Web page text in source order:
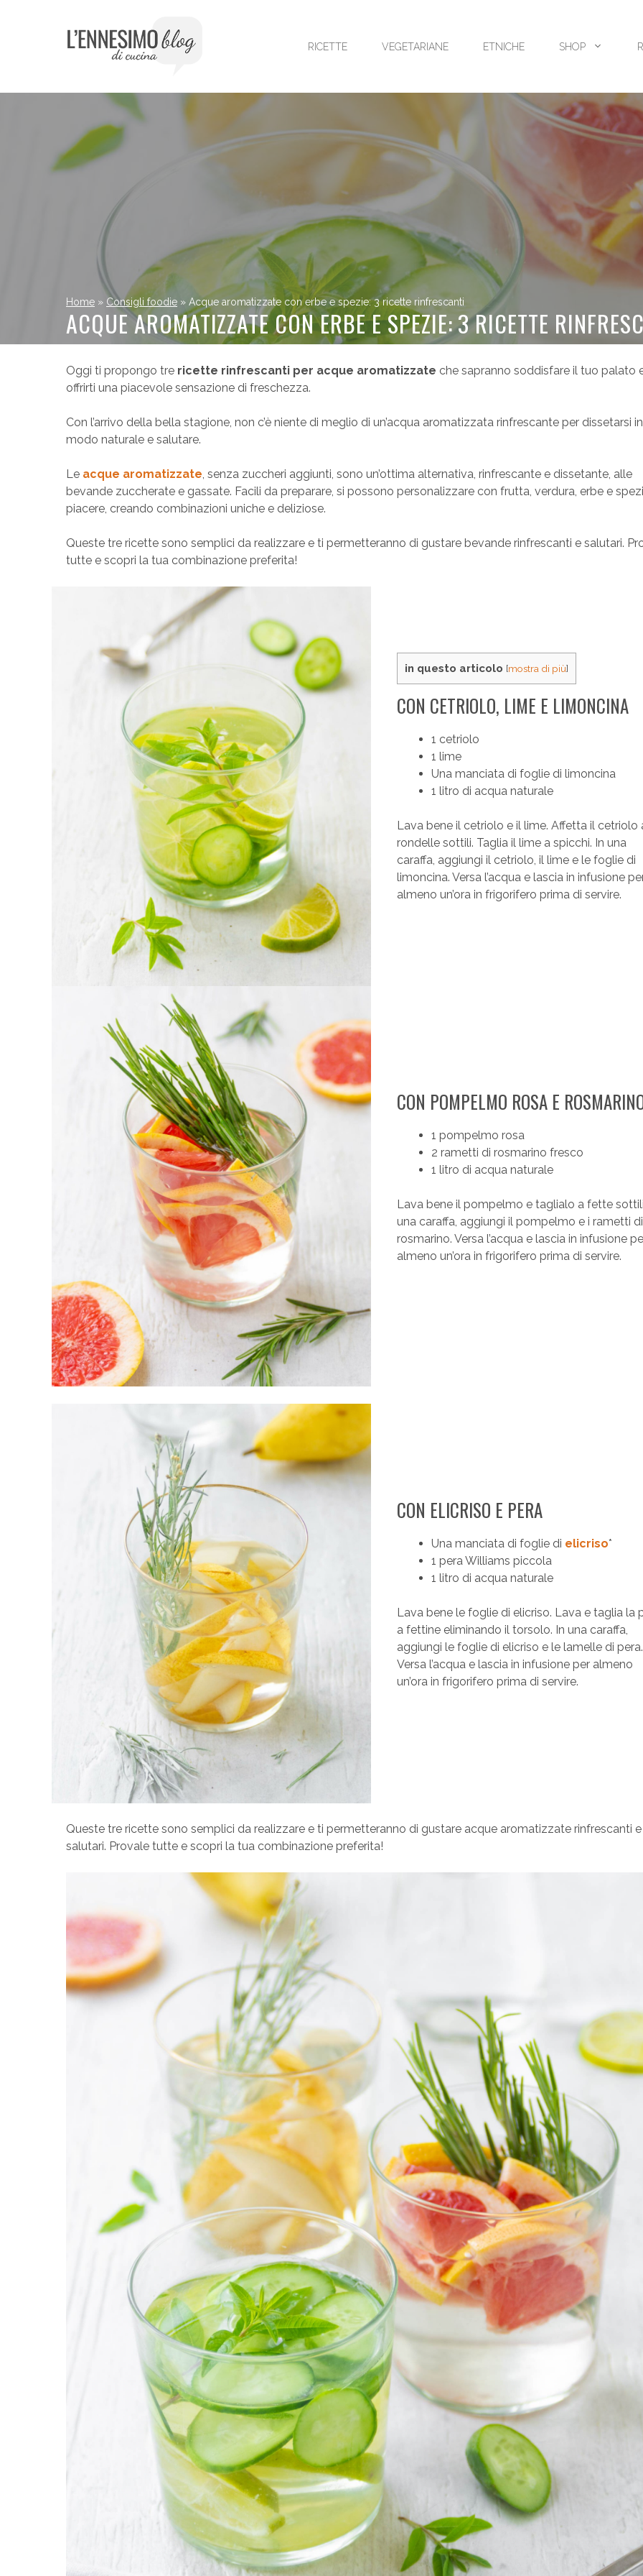
RICETTE VEGETARIANE ETNICHE SHOP
Home » Consigli foodie » Acque aromatizzate con erbe e spezie: 3 ricette rinfrescanti
ACQUE AROMATIZZATE CON ERBE E SPEZIE: 3 RICETTE
Oggi ti propongo tre ricette rinfrescanti per acque aromatizzate che sapranno soddisfare il tuo palato
offrirti una piacevole sensazione di freschezza.
Con l’arrivo della bella stagione, non c’è niente di meglio di un’acqua aromatizzata rinfrescante per dissetarsi in
modo naturale e salutare.
Le acque aromatizzate, senza zuccheri aggiunti, sono un’ottima alternativa, rinfrescante e dissetante, alle
bevande zuccherate e gassate. Facili da preparare, si possono personalizzare con frutta, verdura, erbe e
piacere, creando combinazioni uniche e deliziose.
Queste tre ricette sono semplici da realizzare e ti permetteranno di gustare bevande rinfrescanti e salutari.
tutte e scopri la tua combinazione preferita!
in questo articolo [mostra di più]
CON CETRIOLO, LIME E LIMONCINA
1 cetriolo
1 lime
Una manciata di foglie di limoncina
1 litro di acqua naturale
Lava bene il cetriolo e il lime. Affetta il cetriolo
rondelle sottili. Taglia il lime a spicchi. In una
caraffa, aggiungi il cetriolo, il lime e le foglie di
limoncina. Versa l’acqua e lascia in infusione
almeno un’ora in frigorifero prima di servire.
CON POMPELMO ROSA E
1 pompelmo rosa
2 rametti di rosmarino fresco
1 litro di acqua naturale
Lava bene il pompelmo e taglialo a fette
una caraffa, aggiungi il pompelmo e i rametti di
rosmarino. Versa l’acqua e lascia in infusione
almeno un’ora in frigorifero prima di servire.
CON ELICRISO E PERA
Una manciata di foglie di elicriso*
1 pera Williams piccola
1 litro di acqua naturale
Lava bene le foglie di elicriso. Lava e taglia la
a fettine eliminando il torsolo. In una caraffa,
aggiungi le foglie di elicriso e le lamelle di pera.
Versa l’acqua e lascia in infusione per almeno
un’ora in frigorifero prima di servire.
Queste tre ricette sono semplici da realizzare e ti permetteranno di gustare acque aromatizzate rinfrescanti e
salutari. Provale tutte e scopri la tua combinazione preferita!